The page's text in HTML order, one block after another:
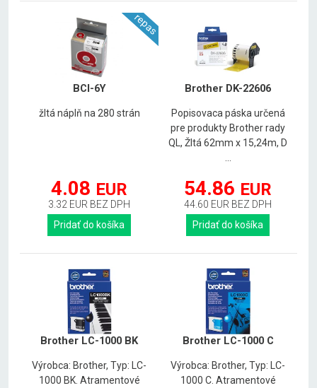
repas
BCI-6Y
žltá náplň na 280 strán
4.08 EUR
3.32 EUR BEZ DPH
Pridať do košíka
Brother DK-22606
Popisovaca páska určená
pre produkty Brother rady
QL, Žltá 62mm x 15,24m, D
54.86 EUR
44.60 EUR BEZ DPH
Pridať do košíka
Brother LC-1000 BK
Výrobca: Brother, Typ: LC-
1000 BK. Atramentové
Brother LC-1000 C
Výrobca: Brother, Typ: LC-
1000 C. Atramentové